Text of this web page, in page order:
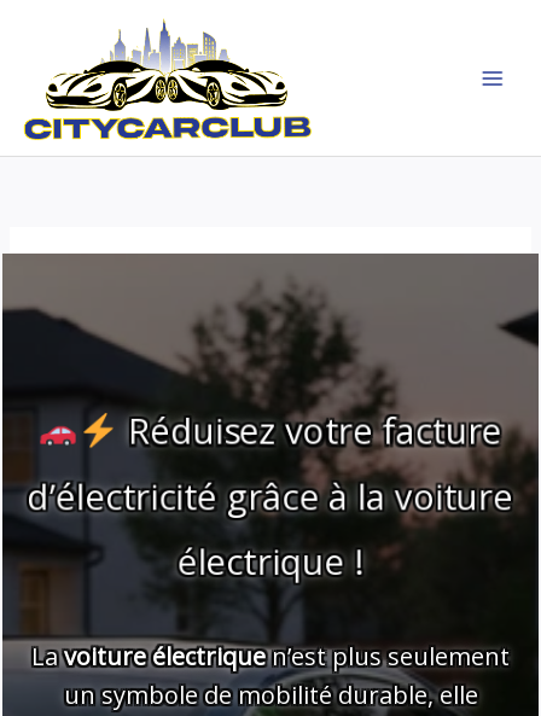
contenu
Réduisez votre facture
d’électricité grâce à la voiture
électrique !
Lavoiture électriquen’est plus seulement
un symbole de mobilité durable, elle